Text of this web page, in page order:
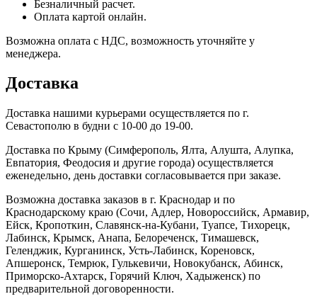
Безналичный расчет.
Оплата картой онлайн.
Возможна оплата с НДС, возможность уточняйте у
менеджера.
Доставка
Доставка нашими курьерами осуществляется по г.
Севастополю в будни с 10-00 до 19-00.
Доставка по Крыму (Симферополь, Ялта, Алушта, Алупка,
Евпатория, Феодосия и другие города) осуществляется
еженедельно, день доставки согласовывается при заказе.
Возможна доставка заказов в г. Краснодар и по
Краснодарскому краю (Сочи, Адлер, Новороссийск, Армавир,
Ейск, Кропоткин, Славянск-на-Кубани, Туапсе, Тихорецк,
Лабинск, Крымск, Анапа, Белореченск, Тимашевск,
Геленджик, Курганинск, Усть-Лабинск, Кореновск,
Апшеронск, Темрюк, Гулькевичи, Новокубанск, Абинск,
Приморско-Ахтарск, Горячий Ключ, Хадыженск) по
предварительной договоренности.